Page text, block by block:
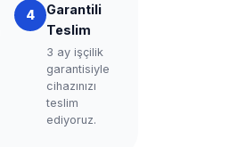
4
Garantili
Teslim
3 ay işçilik
garantisiyle
cihazınızı
teslim
ediyoruz.